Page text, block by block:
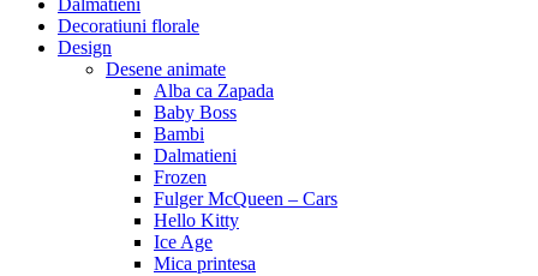
Dalmatieni
Decoratiuni florale
Design
Desene animate
Alba ca Zapada
Baby Boss
Bambi
Dalmatieni
Frozen
Fulger McQueen – Cars
Hello Kitty
Ice Age
Mica printesa